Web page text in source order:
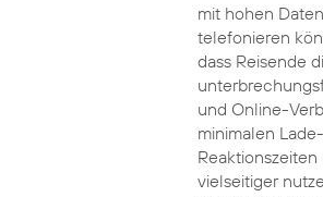
mit hohen
telefonieren
dass Reisende
und Online-
minimalen
vielseitiger